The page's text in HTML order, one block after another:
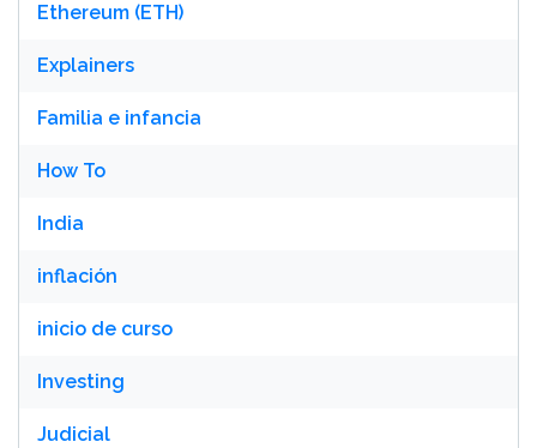
Ethereum (ETH)
Explainers
Familia e infancia
How To
India
inflación
inicio de curso
Investing
Judicial